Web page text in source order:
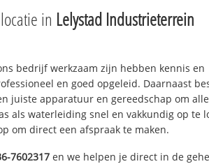
in Lelystad Industrieterrein
bedrijf werkzaam zijn hebben kennis en
en goed opgeleid. Daarnaast
juiste apparatuur en gereedschap om alle
als waterleiding snel en vakkundig op te
om direct een afspraak te maken.
7602317 en we helpen je direct in de